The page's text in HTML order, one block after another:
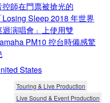
控師在門票被搶光的
Losing Sleep 2018 年世界
迴演唱會」上使用雙
PM10 控台時備感驚
States
Touring & Live Production
Live Sound & Event Production